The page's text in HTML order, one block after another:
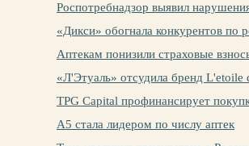
Роспотребнадзор выявил
«Дикси» обогнала конкурентов по
Аптекам понизили страховые
«Л'Этуаль» отсудила бренд L'etoile
TPG Capital профинансирует
А5 стала лидером по числу аптек